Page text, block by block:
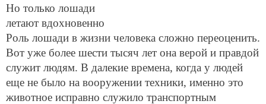
Но только лошади
летают вдохновенно
Роль лошади в жизни человека сложно переоценить.
Вот уже более шести тысяч лет она верой и правдой
служит людям. В далекие времена, когда у людей
еще не было на вооружении техники, именно это
животное исправно служило транспортным